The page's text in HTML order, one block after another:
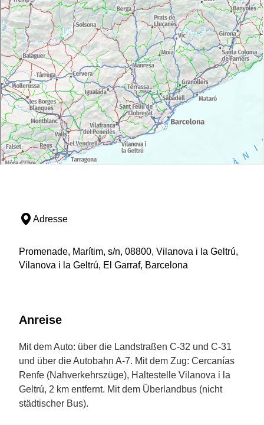
Adresse
Promenade, Marítim, s/n, 08800, Vilanova i la Geltrú,
Vilanova i la Geltrú, El Garraf, Barcelona
Anreise
Mit dem Auto: über die Landstraßen C-32 und C-31
und über die Autobahn A-7. Mit dem Zug: Cercanías
Renfe (Nahverkehrszüge), Haltestelle Vilanova i la
Geltrú, 2 km entfernt. Mit dem Überlandbus (nicht
städtischer Bus).